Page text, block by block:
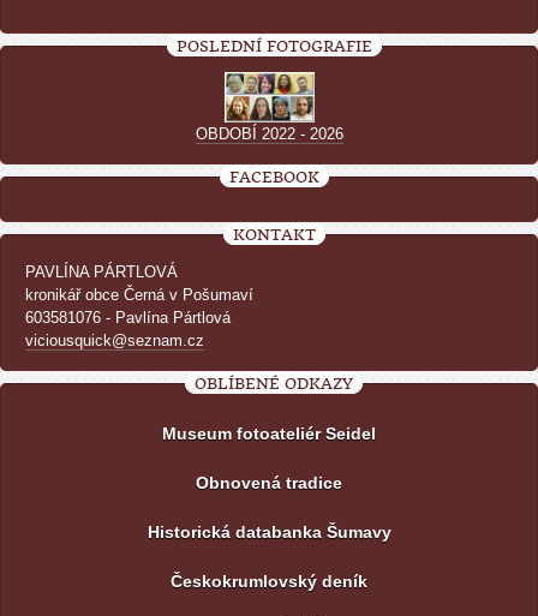
POSLEDNÍ FOTOGRAFIE
OBDOBÍ 2022 - 2026
FACEBOOK
KONTAKT
PAVLÍNA PÁRTLOVÁ
kronikář obce Černá v Pošumaví
603581076 - Pavlína Pártlová
viciousquick@seznam.cz
OBLÍBENÉ ODKAZY
Museum fotoateliér Seidel
Obnovená tradice
Historická databanka Šumavy
Českokrumlovský deník